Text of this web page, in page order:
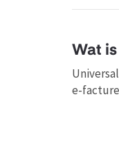
Wat
e-